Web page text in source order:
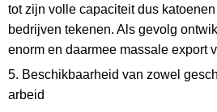
tot zijn volle capaciteit dus
bedrijven tekenen. Als gevolg
enorm en daarmee massale export
5. Beschikbaarheid van zowel
arbeid